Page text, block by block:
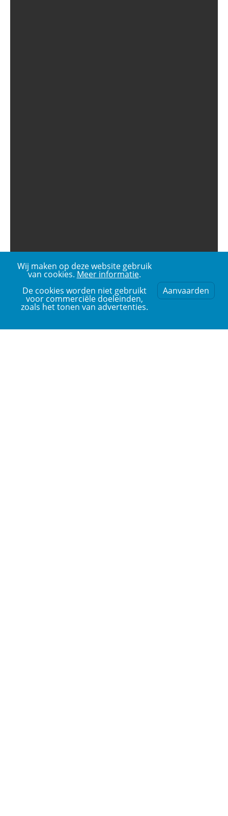
Wij maken op deze website gebruik
van cookies. Meer informatie.
De cookies worden niet gebruikt
voor commerciële doeleinden,
zoals het tonen van advertenties.
Aanvaarden